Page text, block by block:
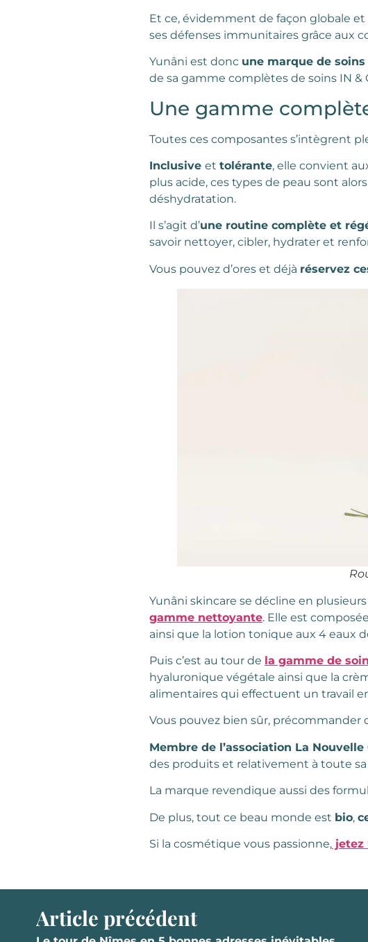
Et ce, évidemment de façon globale
ses défenses immunitaires grâce aux
Yunâni est donc une marque de
de sa gamme complètes de soins IN &
Une gamme
Toutes ces composantes s’intègrent
Inclusive et tolérante, elle convient
plus acide, ces types de peau sont
déshydratation.
Il s’agit d’une routine complète et
savoir nettoyer, cibler, hydrater et
Vous pouvez d’ores et déjà réservez
Yunâni skincare se décline en
gamme nettoyante. Elle est
ainsi que la lotion tonique aux 4 eaux
Puis c’est au tour de la gamme de
hyaluronique végétale ainsi que la
alimentaires qui effectuent un travail
Vous pouvez bien sûr,
Membre de l’association La
des produits et relativement à toute
La marque revendique aussi des
De plus, tout ce beau monde est bio,
Si la cosmétique vous passionne, jetez
Article précédent